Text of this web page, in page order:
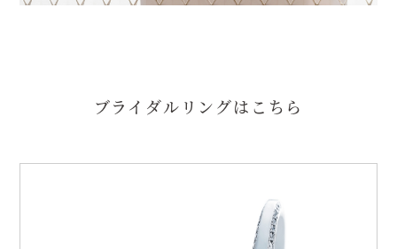
ブライダルリングはこちら